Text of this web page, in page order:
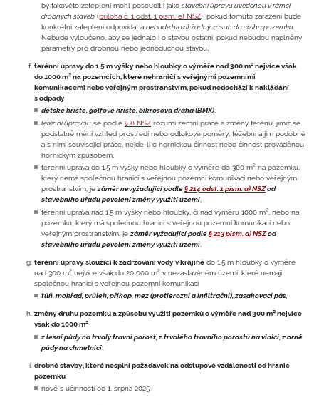
by takovéto zateplení mohl posoudit i jako stavební úpravu uvedenou v rámci
drobných staveb (příloha č. 1 odst. 1 písm. e) NSZ), pokud tomuto zařazení bude
konkrétní zateplení odpovídat a nebude hrozit žádný zásah do cizího pozemku
Nebude vyloučeno, aby se jednalo i o stavbu ostatní, pokud nebudou naplněny
parametry pro drobnou nebo jednoduchou stavbu,
terénní úpravy do 1,5 m výšky nebo hloubky o výměře nad 300 m² nejvíce však
do 1000 m² na pozemcích, které nehraničí s veřejnými pozemními
komunikacemi nebo veřejným prostranstvím, pokud nedochází k nakládání
s odpady
dětské hřiště, golfové hřiště, bikrosová dráha (BMX)
terénní úpravou se podle § 8 NSZ rozumí zemní práce a změny terénu, jimiž se
podstatně mění vzhled prostředí nebo odtokové poměry, těžební a jim podobné
a s nimi související práce, nejde-li o hornickou činnost nebo činnost prováděnou
hornickým způsobem,
terénní úprava do 1,5 m výšky nebo hloubky o výměře do 300 m² na pozemku,
který nemá společnou hranici s veřejnou pozemní komunikací nebo veřejným
prostranstvím, je záměr nevyžadující podle§ 214 odst. 1 písm. a) NSZod
stavebního úřadu povolení změny využití území
terénní úprava nad 1,5 m výšky nebo hloubky, či nad výměru 1000 m², nebo na
pozemku, který má společnou hranici s veřejnou pozemní komunikací nebo
veřejným prostranstvím, je záměr vyžadující podle§ 213 písm. a) NSZod
stavebního úřadu povolení změny využití území
terénní úpravy sloužící k zadržování vody v krajině do 1,5 m hloubky o výměře
nad 300 m² nejvíce však do 20 000 m² v nezastavěném území, které nemají
společnou hranici s veřejnou pozemní komunikací
tůň, mokřad, průleh, příkop, mez (protierozní a infiltrační), zasakovací pás
změny druhu pozemku a způsobu využití pozemků o výměře nad 300 m² nejvíce
však do 1000 m²
z lesní půdy na trvalý travní porost, z trvalého travního porostu na vinici, z orné
půdy na chmelnici
drobné stavby, které nesplní požadavek na odstupové vzdálenosti od hranic
pozemku
nově s účinností od 1. srpna 2025.